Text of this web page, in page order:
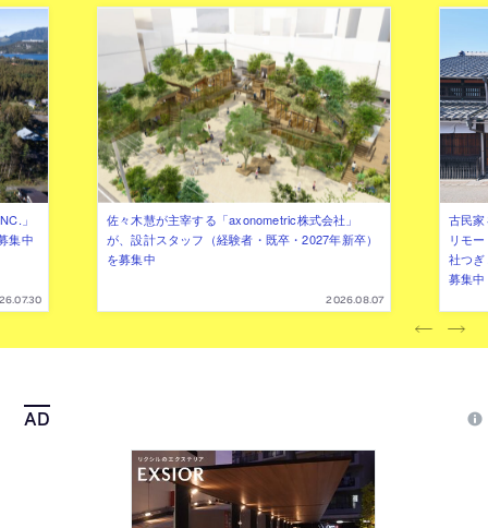
」
集中
佐々木慧が主宰する「axonometric株式会社」
が、設計スタッフ（経験者・既卒・2027年新卒）
を募集中
2026.08.07
古民
リモ
社つ
募集中